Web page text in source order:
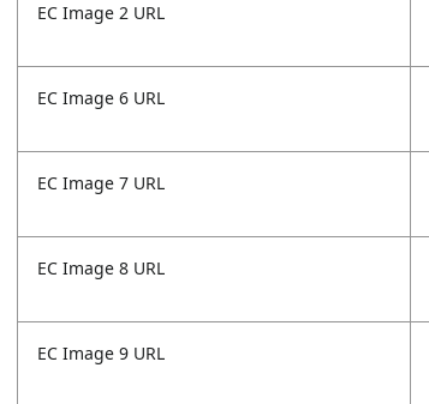
EC Image 2 URL
EC Image 6 URL
EC Image 7 URL
EC Image 8 URL
EC Image 9 URL